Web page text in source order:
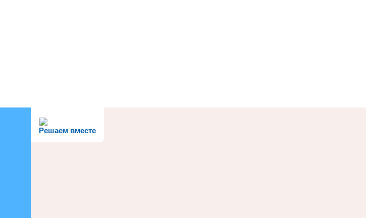
Решаем вместе